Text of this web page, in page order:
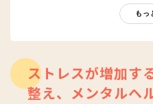
もに、編集部員も自らさまざもっ
ストレスが増加す
整え、メンタルヘ